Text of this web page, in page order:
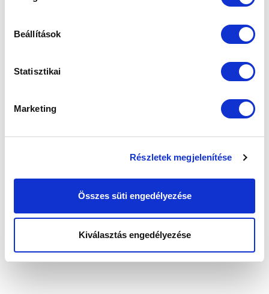
Beállítások
Statisztikai
Marketing
Részletek megjelenítése
Összes süti engedélyezése
Kiválasztás engedélyezése
Ne maradjon le egy eseményről sem! Iratkozzon fel ingyenes
SZPONZOROK